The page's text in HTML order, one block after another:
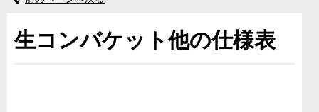
生コンバケット他の仕様表